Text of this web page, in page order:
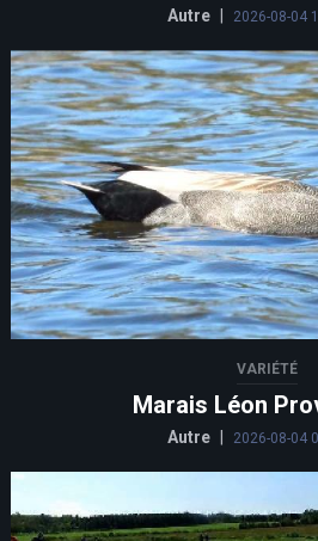
Autre 2026-08-04
VARIÉTÉ
Marais Léon
Autre 2026-08-04